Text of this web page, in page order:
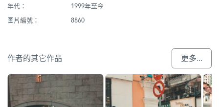
年代：
1999年至今
圖片編號：
8860
作者的其它作品 更多...